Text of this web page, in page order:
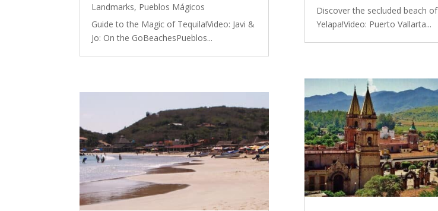
Landmarks, Pueblos Mágicos
Guide to the Magic of Tequila!Video: Javi &
Jo: On the GoBeachesPueblos...
Discover the secluded beach of
Yelapa!Video: Puerto Vallarta...